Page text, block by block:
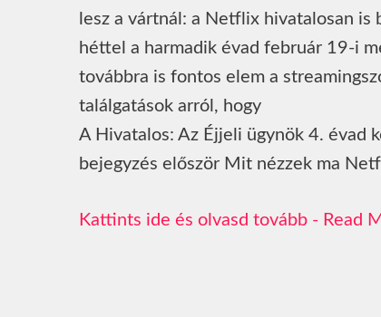
lesz a vártnál: a Netflix hivatalosan
héttel a harmadik évad február 19-i
továbbra is fontos elem a
találgatások arról, hogy
A Hivatalos: Az Éjjeli ügynök 4. évad
bejegyzés először Mit nézzek ma
Read